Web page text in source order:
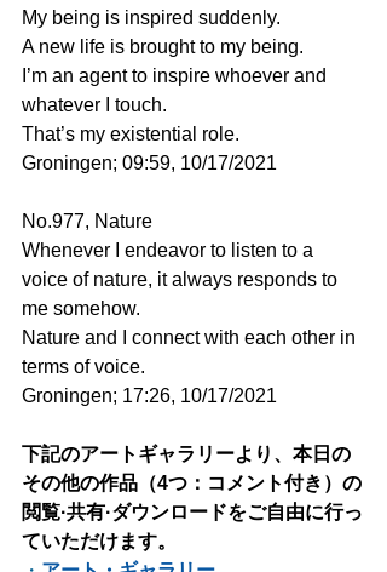
My being is inspired suddenly.
A new life is brought to my being.
I’m an agent to inspire whoever and
whatever I touch.
That’s my existential role.
Groningen; 09:59, 10/17/2021
No.977, Nature
Whenever I endeavor to listen to a
voice of nature, it always responds to
me somehow.
Nature and I connect with each other in
terms of voice.
Groningen; 17:26, 10/17/2021
下記のアートギャラリーより、本日の
その他の作品（4つ：コメント付き）の
閲覧·共有·ダウンロードをご自由に行っ
ていただけます。